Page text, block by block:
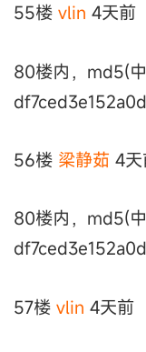
55楼 vlin 4天前
80楼内，md5(
56楼 梁静茹 4
80楼内，md5(
57楼 vlin 4天前